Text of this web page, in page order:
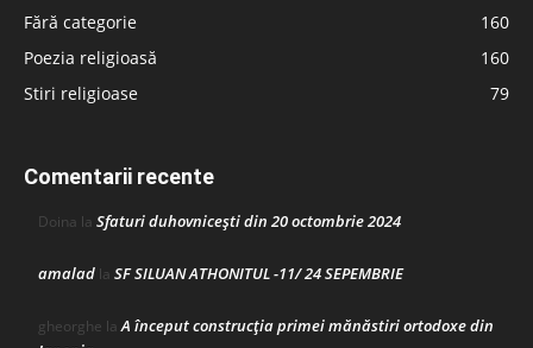
Fără categorie
160
Poezia religioasă
160
Stiri religioase
79
Comentarii recente
Doina la Sfaturi duhovnicești din 20 octombrie 2024
amalad la SF SILUAN ATHONITUL -11/ 24 SEPEMBRIE
gheorghe laA început construcţia primei mănăstiri ortodoxe din